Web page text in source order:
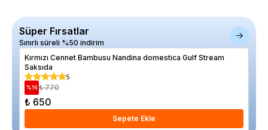
Süper Fırsatlar
Sınırlı süreli %50 indirim
Kırmızı Cennet Bambusu Nandina domestica Gulf Stream
Saksıda
5
%16 ₺ 770
₺ 650
Sepete Ekle